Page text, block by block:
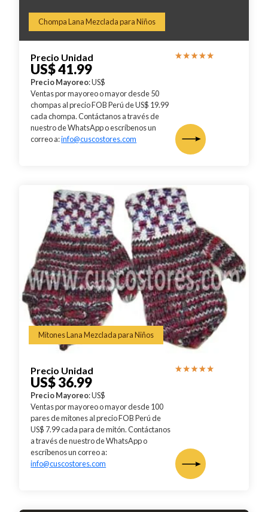
Chompa Lana Mezclada para Niños
Precio Unidad
US$ 41.99
Precio Mayoreo: US$
Ventas por mayoreo o mayor desde 50
chompas al precio FOB Perú de US$ 19.99
cada chompa. Contáctanos a través de
nuestro de WhatsApp o escríbenos un
correo a:info@cuscostores.com
Mitones Lana Mezclada para Niños
Precio Unidad
US$ 36.99
Precio Mayoreo: US$
Ventas por mayoreo o mayor desde 100
pares de mitones al precio FOB Perú de
US$ 7.99 cada para de mitón. Contáctanos
a través de nuestro de WhatsApp o
escríbenos un correo a:
info@cuscostores.com